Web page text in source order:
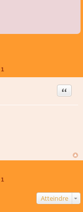
1
Citer
1
Atteindre